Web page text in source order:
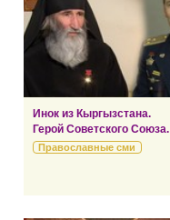
Инок из Кыргызстана.
Герой Советского Союза.
Православные сми